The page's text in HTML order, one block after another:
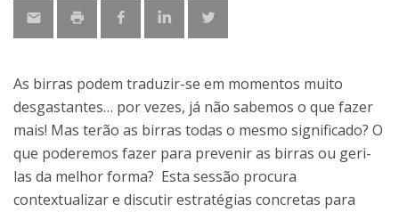
As birras podem traduzir-se em momentos muito
desgastantes… por vezes, já não sabemos o que fazer
mais! Mas terão as birras todas o mesmo significado? O
que poderemos fazer para prevenir as birras ou geri-
las da melhor forma? Esta sessão procura
contextualizar e discutir estratégias concretas para